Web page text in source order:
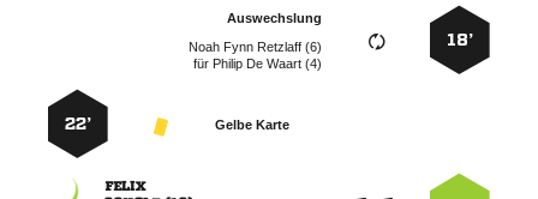
18’
Auswechslung
   
für    
Gelbe Karte
22’
